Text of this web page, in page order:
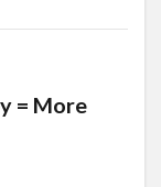
= More